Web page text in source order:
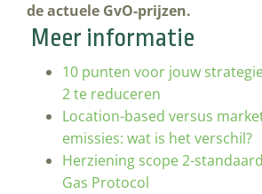
de actuele GvO-prijzen.
Meer informatie
10 punten voor jouw
2 te reduceren
Location-based versus
emissies: wat is het verschil?
Herziening scope 2-
Gas Protocol